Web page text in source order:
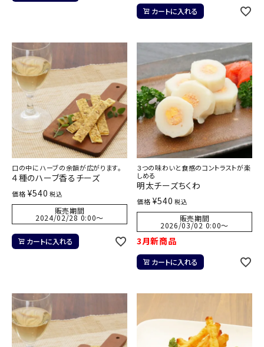
カートに入れる
口の中にハーブの余韻が広がります。
４種のハーブ香るチーズ
価格 ¥540 税込
販売期間
2024/02/28 0:00〜
カートに入れる
３つの味わいと食感のコントラストが楽
しめる
明太チーズちくわ
価格 ¥540 税込
販売期間
2026/03/02 0:00〜
3月新商品
カートに入れる